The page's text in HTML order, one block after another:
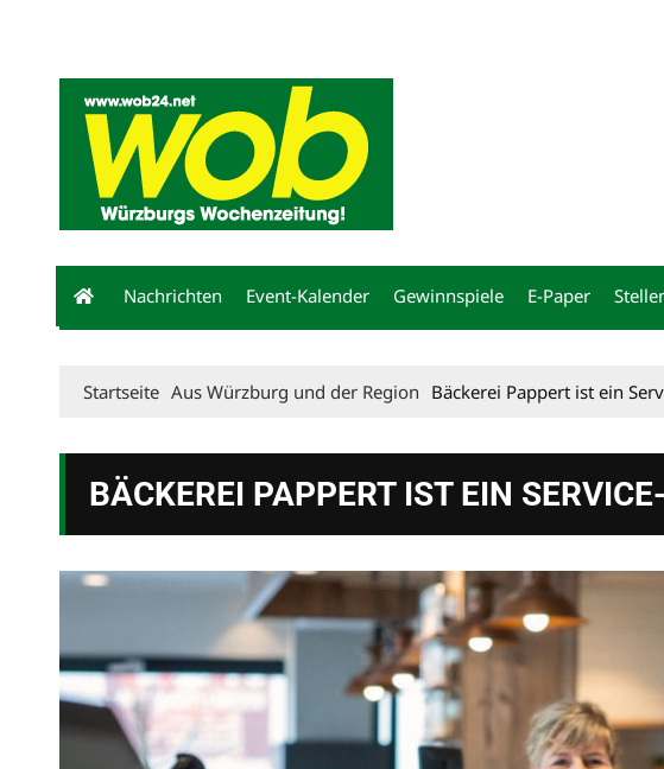
Nachrichten Event-Kalender Gewinnspiele E-Paper
Startseite Aus Würzburg und der Region Bäckerei Pappert ist ein
BÄCKEREI PAPPERT IST EIN